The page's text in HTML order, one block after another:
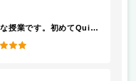
生徒が少なくアットホームな授業です。初めてQuinn先生の授業を受けたのですが、本当に親切で分かりやすく驚きました。 教科書は英会話の力を高めるような内容で、スピーキングに特価しています。 ただ、あくまで1.2年生向けで、3.4年生は簡単すぎると感じるほどです。